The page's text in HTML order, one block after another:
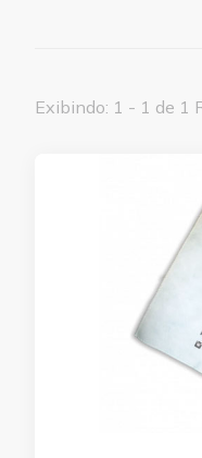
Exibindo: 1 - 1 de 1